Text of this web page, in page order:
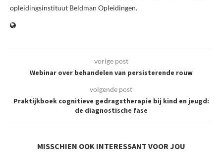
opleidingsinstituut Beldman Opleidingen.
vorige post
Webinar over behandelen van persisterende rouw
volgende post
Praktijkboek cognitieve gedragstherapie bij kind en jeugd:
de diagnostische fase
MISSCHIEN OOK INTERESSANT VOOR JOU